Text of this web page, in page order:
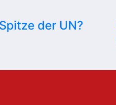
der UN?